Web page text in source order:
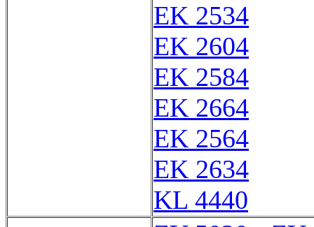
EK 2534
EK 2604
EK 2584
EK 2664
EK 2564
EK 2634
KL 4440